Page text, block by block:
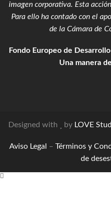
imagen corporativa. Esta
Para ello ha contado con el
de la Cámara de
Fondo Europeo de Desarrollo
Una manera
Designed with by LOVE
Aviso Legal – Términos y
de